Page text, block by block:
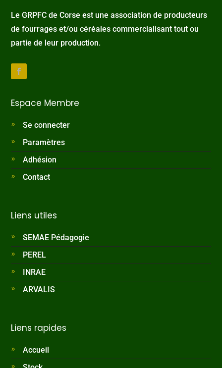
Le GRPFC de Corse est une association de producteurs
de fourrages et/ou céréales commercialisant tout ou
partie de leur production.
Espace Membre
Se connecter
Paramètres
Adhésion
Contact
Liens utiles
SEMAE Pédagogie
PEREL
INRAE
ARVALIS
Liens rapides
Accueil